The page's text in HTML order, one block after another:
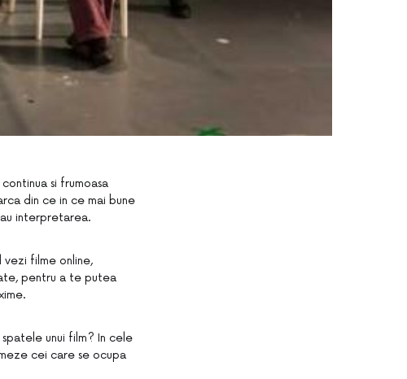
si frumoasa
din ce in ce mai bune
interpretarea.
filme online,
pentru a te putea
unui film? In cele
cei care se ocupa